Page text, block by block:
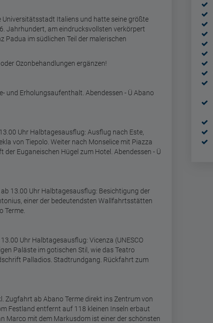
Italiens und hatte seine größte
Jahrhundert, am eindrucksvollsten verkörpert
Padua im südlichen Teil der malerischen
Ozonbehandlungen ergänzen!
und Erholungsaufenthalt. Abendessen - Ü Abano
Uhr Halbtagesausflug: Ausflug nach Este,
von Tiepolo. Weiter nach Monselice mit Piazza
Euganeischen Hügel zum Hotel. Abendessen - Ü
13.00 Uhr Halbtagesausflug: Besichtigung der
einer der bedeutendsten Wallfahrtsstätten
Terme.
Uhr Halbtagesausflug: Vicenza (UNESCO
Paläste im gotischen Stil, wie das Teatro
Palladios. Stadtrundgang. Rückfahrt zum
Zugfahrt ab Abano Terme direkt ins Zentrum von
Festland entfernt auf 118 kleinen Inseln erbaut
Marco mit dem Markusdom ist einer der schönsten